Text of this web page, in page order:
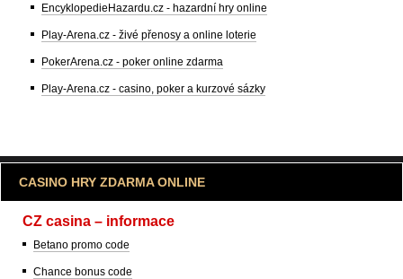
EncyklopedieHazardu.cz - hazardní hry online
Play-Arena.cz - živé přenosy a online loterie
PokerArena.cz - poker online zdarma
Play-Arena.cz - casino, poker a kurzové sázky
CASINO HRY ZDARMA ONLINE
CZ casina – informace
Betano promo code
Chance bonus code